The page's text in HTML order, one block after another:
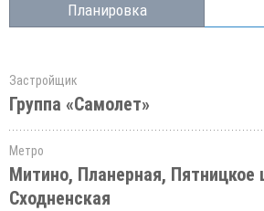
Планировка
Застройщик
Группа «Самолет»
Метро
Митино, Планерная, Пятницкое
Сходненская